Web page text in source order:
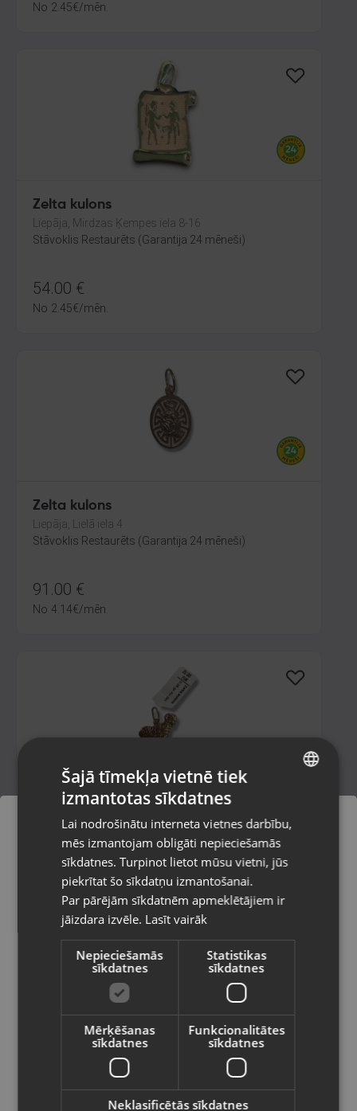
No 2.45€/mēn.
Zelta kulons
Liepāja, Mirdzas Ķempes iela 8-16
Stāvoklis Restaurēts (Garantija 24 mēneši)
54.00 €
No 2.45€/mēn.
Zelta kulons
Liepāja, Lielā iela 4
Stāvoklis Restaurēts (Garantija 24 mēneši)
91.00 €
No 4.14€/mēn.
Zelta kulons
Rīga, Katoļu iela 7
Stāvoklis Restaurēts (Garantija 24 mēneši)
61.00€
/mēn.
Zelta kulons
Pasūtījumi tiks piegādāti uz
izvēlēto valsti
Vietnes saturs būs attēlots izvēlētajā
valodā
Valsts
Latviešu / Latvian
RUSSIAN
Šajā tīmekļa vietnē tiek
izmantotas sīkdatnes
Lai nodrošinātu interneta vietnes darbību,
mēs izmantojam obligāti nepieciešamās
sīkdatnes. Turpinot lietot mūsu vietni, jūs
piekrītat šo sīkdatņu izmantošanai.
Par pārējām sīkdatnēm apmeklētājiem ir
jāizdara izvēle. Lasīt vairāk
Nepieciešamās
sīkdatnes
Statistikas
sīkdatnes
Mērķēšanas
sīkdatnes
Funkcionalitātes
sīkdatnes
Neklasificētās sīkdatnes